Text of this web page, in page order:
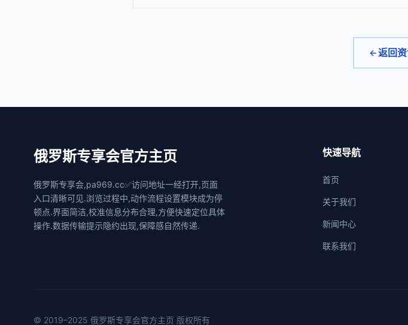
返回
俄罗斯专享会官方主页
俄罗斯专享会,pa969.cc✅访问地址一经打开,页面
入口清晰可见.浏览过程中,动作流程设置模块成为停
顿点.界面简洁,校准信息分布合理,方便快速定位具体
操作.数据传输提示隐约出现,保障感自然传递.
快速导航
首页
关于我们
新闻中心
联系我们
© 2019–2025 俄罗斯专享会官方主页 版权所有